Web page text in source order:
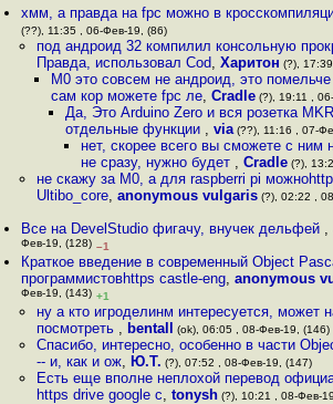
хмм, а правда на fpc можно в
(??), 11:35 , 06-Фев-19, (86)
под андроид 32 компилил консольную
Правда, использовал Cod, Харитон (?),
M0 это совсем не андроид, это
сам кор можете fpc ле, Cradle(?), 19:11 ,
Да, Это Arduino Zero и вся розетка
отдельные функции ,via (??), 11:16 , 07-
нет, скорее всего вы сможете с ним
не сразу, нужно будет , Cradle(?),
не скажу за М0, а для raspberri pi
Ultibo_core, anonymous vulgaris(?), 02:22 ,
Все на DevelStudio фигачу, внучек дельфей ,
Фев-19, (128) –1
Краткое введение в современный Object
программистовhttps castle-eng,anonymous
Фев-19, (143) +1
ну а кто игроделинм интересуется, может
посмотреть , bentall (ok), 06:05 , 08-Фев-19, (146)
Спасибо, интересно, особенно в части
-- и, как и ож, Ю.Т. (?), 07:52 , 08-Фев-19, (147)
Есть еще вполне неплохой перевод
https drive google c, tonysh(?), 10:21 , 08-Фев-